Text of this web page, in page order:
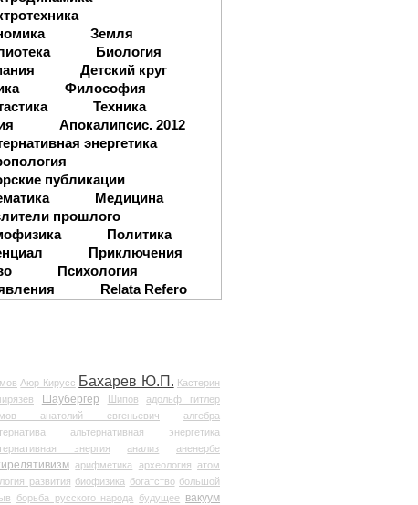
Земля
Биология
Детский круг
Философия
Техника
Апокалипсис. 2012
энергетика
публикации
Медицина
прошлого
Политика
Приключения
Психология
Relata Refero
Аюр Кирусс Бахарев Ю.П. Кастерин
Шаубергер Шипов
адольф гитлер
анатолий евгеньевич
алгебра
альтернативная энергетика
энергия
анализ аненербе
арифметика археология атом
развития биофизика богатство большой
борьба русского народа будущее вакуум